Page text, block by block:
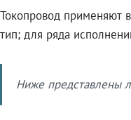
Токопровод применяют
тип; для ряда
Ниже представлены